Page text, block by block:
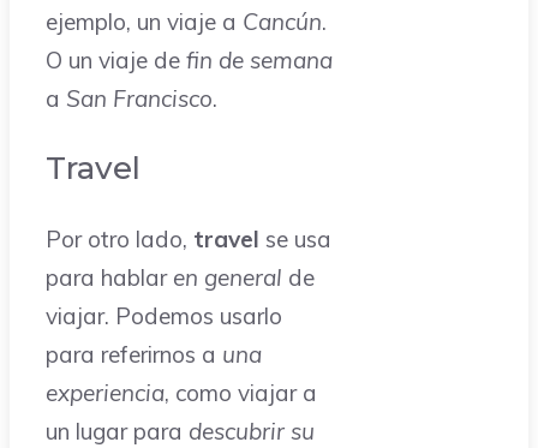
ejemplo, un viaje a Cancún.
O un viaje de fin de semana
a San Francisco.
Travel
Por otro lado, travel se usa
para hablar en general de
viajar. Podemos usarlo
para referirnos a una
experiencia, como viajar a
un lugar para descubrir su